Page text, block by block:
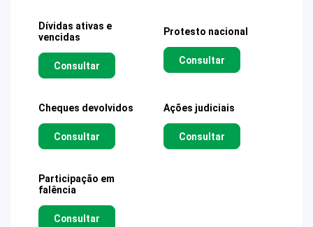
Dívidas ativas e
vencidas
Consultar
Protesto nacional
Consultar
Cheques devolvidos
Consultar
Ações judiciais
Consultar
Participação em
falência
Consultar